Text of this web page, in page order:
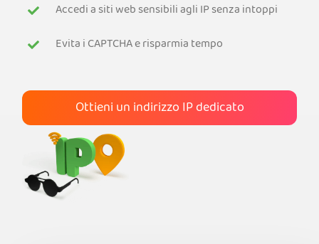
Ottieni PIA VPN
Accedi a siti web sensibili agli IP senza intoppi
Evita i CAPTCHA e risparmia tempo
Ottieni un indirizzo IP dedicato